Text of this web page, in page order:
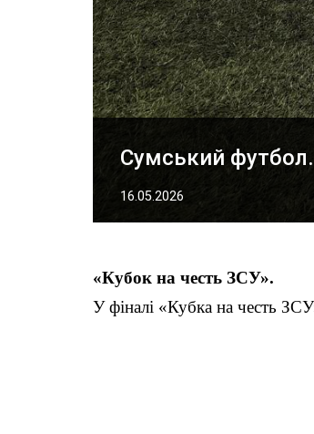
Сумський футбол.
16.05.2026
«Кубок на честь ЗСУ».
У фіналі «Кубка на честь